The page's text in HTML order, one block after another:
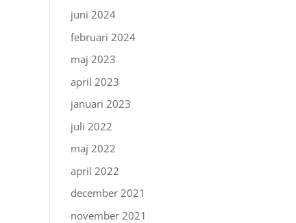
juni 2024
februari 2024
maj 2023
april 2023
januari 2023
juli 2022
maj 2022
april 2022
december 2021
november 2021